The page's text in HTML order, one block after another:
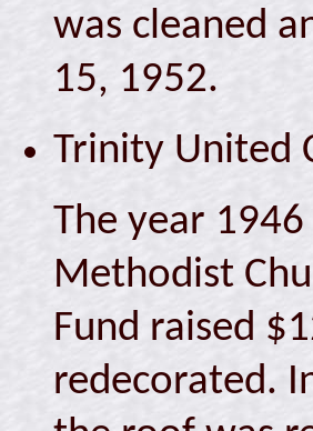
was cleaned
15, 1952.
Trinity United
The year
Methodist
Fund raised
redecorated.